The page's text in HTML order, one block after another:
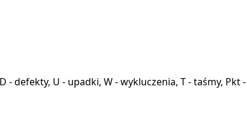
- defekty, U - upadki, W - wykluczenia, T - taśmy,